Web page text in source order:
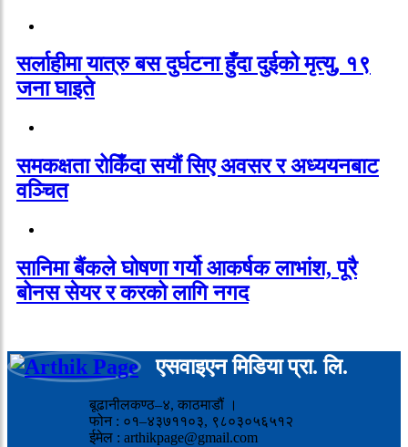
सर्लाहीमा यात्रु बस दुर्घटना हुँदा दुईको मृत्यु, १९
जना घाइते
समकक्षता रोकिँदा सयौं सिए अवसर र अध्ययनबाट
वञ्चित
सानिमा बैंकले घोषणा गर्यो आकर्षक लाभांश, पूरै
बोनस सेयर र करको लागि नगद
एसवाइएन मिडिया प्रा. लि.
बूढानीलकण्ठ–४, काठमाडौं ।
फोन : ०१–४३७११०३, ९८०३०५६५१२
ईमेल : arthikpage@gmail.com